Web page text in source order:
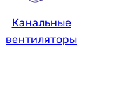
Канальные
вентиляторы